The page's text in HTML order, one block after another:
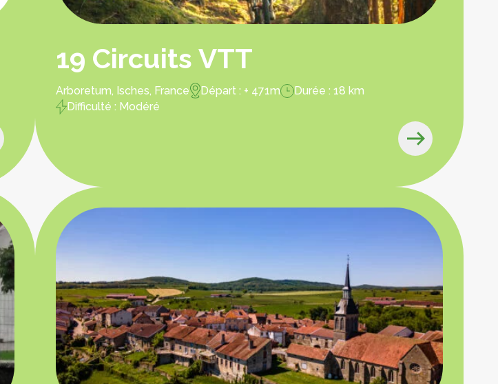
19 Circuits VTT
Arboretum, Isches, France Départ : + 471m
Durée : 18 km
Difficulté : Modéré